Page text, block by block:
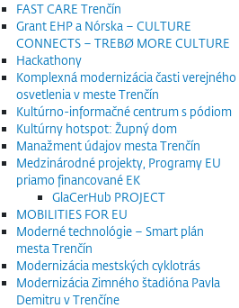
FAST CARE Trenčín
Grant EHP a Nórska – CULTURE
CONNECTS – TREBØ MORE CULTURE
Hackathony
Komplexná modernizácia časti verejného
osvetlenia v meste Trenčín
Kultúrno-informačné centrum s pódiom
Kultúrny hotspot: Župný dom
Manažment údajov mesta Trenčín
Medzinárodné projekty, Programy EU
priamo financované EK
GlaCerHub PROJECT
MOBILITIES FOR EU
Moderné technológie – Smart plán
mesta Trenčín
Modernizácia mestských cyklotrás
Modernizácia Zimného štadióna Pavla
Demitru v Trenčíne